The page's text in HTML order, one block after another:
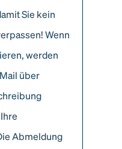
Sie kein
Wenn
werden
über
Abmeldung